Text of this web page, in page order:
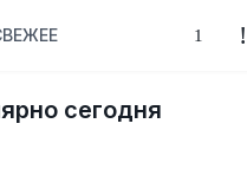
сегодня